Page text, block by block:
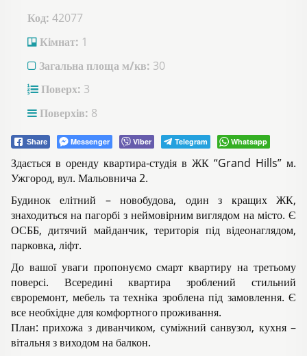
Код: 42077
Кімнат: 1
Загальна площа м/кв: 30
Поверх: 3
Поверхів: 8
Share Messenger Viber Telegram Whatsapp
Здається в оренду квартира-студія в ЖК “Grand Hills” м.
Ужгород, вул. Мальовнича 2.
Будинок елітний – новобудова, один з кращих ЖК,
знаходиться на пагорбі з неймовірним виглядом на місто. Є
ОСББ, дитячий майданчик, територія під відеонаглядом,
парковка, ліфт.
До вашої уваги пропонуємо смарт квартиру на третьому
поверсі. Всередині квартира зроблений стильний
євроремонт, мебель та техніка зроблена під замовлення. Є
все необхідне для комфортного проживання.
План: прихожа з диванчиком, суміжний санвузол, кухня –
вітальня з виходом на балкон.